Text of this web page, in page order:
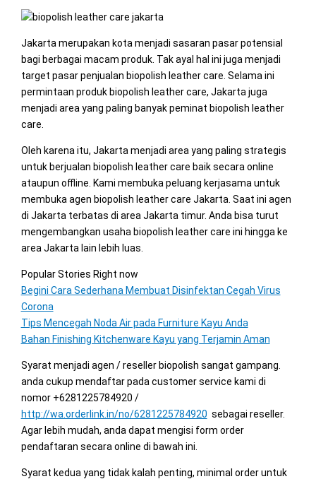
Jakarta merupakan kota menjadi sasaran pasar potensial
bagi berbagai macam produk. Tak ayal hal ini juga menjadi
target pasar penjualan biopolish leather care. Selama ini
permintaan produk biopolish leather care, Jakarta juga
menjadi area yang paling banyak peminat biopolish leather
care.
Oleh karena itu, Jakarta menjadi area yang paling strategis
untuk berjualan biopolish leather care baik secara online
ataupun offline. Kami membuka peluang kerjasama untuk
membuka agen biopolish leather care Jakarta. Saat ini agen
di Jakarta terbatas di area Jakarta timur. Anda bisa turut
mengembangkan usaha biopolish leather care ini hingga ke
area Jakarta lain lebih luas.
Popular Stories Right now
Begini Cara Sederhana Membuat Disinfektan Cegah Virus
Corona
Tips Mencegah Noda Air pada Furniture Kayu Anda
Bahan Finishing Kitchenware Kayu yang Terjamin Aman
Syarat menjadi agen / reseller biopolish sangat gampang.
anda cukup mendaftar pada customer service kami di
nomor +6281225784920 /
http://wa.orderlink.in/no/6281225784920 sebagai reseller.
Agar lebih mudah, anda dapat mengisi form order
pendaftaran secara online di bawah ini.
Syarat kedua yang tidak kalah penting, minimal order untuk